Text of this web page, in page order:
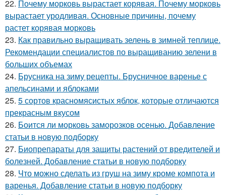
22. Почему морковь вырастает корявая. Почему морковь
вырастает уродливая. Основные причины, почему
растет корявая морковь
23. Как правильно выращивать зелень в зимней теплице.
Рекомендации специалистов по выращиванию зелени в
больших объемах
24. Брусника на зиму рецепты. Брусничное варенье с
апельсинами и яблоками
25. 5 сортов красномясистых яблок, которые отличаются
прекрасным вкусом
26. Боится ли морковь заморозков осенью. Добавление
статьи в новую подборку
27. Биопрепараты для защиты растений от вредителей и
болезней. Добавление статьи в новую подборку
28. Что можно сделать из груш на зиму кроме компота и
варенья. Добавление статьи в новую подборку